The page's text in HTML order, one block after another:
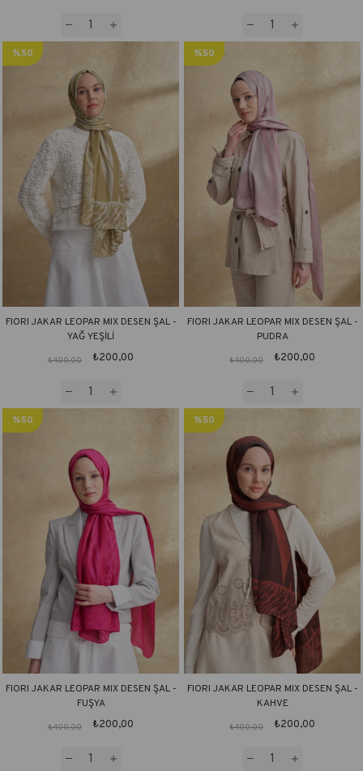
FIORI JAKAR LEOPAR MIX DESEN ŞAL -
YAĞ YEŞİLİ
₺200,00
₺400,00
%50
FIORI JAKAR LEOPAR MIX DESEN ŞAL -
PUDRA
₺200,00
₺400,00
%50
FIORI JAKAR LEOPAR MIX DESEN ŞAL -
FUŞYA
₺200,00
₺400,00
%50
FIORI JAKAR LEOPAR MIX DESEN ŞAL -
KAHVE
₺200,00
₺400,00
%50